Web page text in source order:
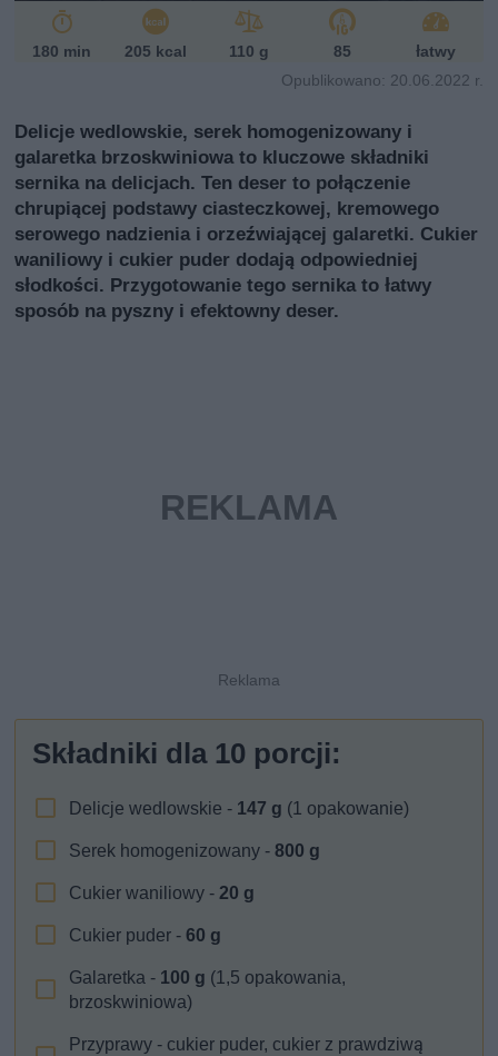
180 min 205 kcal 110 g 85
łatwy
Opublikowano: 20.06.2022 r.
Delicje wedlowskie, serek homogenizowany i
galaretka brzoskwiniowa to kluczowe składniki
sernika na delicjach. Ten deser to połączenie
chrupiącej podstawy ciasteczkowej, kremowego
serowego nadzienia i orzeźwiającej galaretki. Cukier
waniliowy i cukier puder dodają odpowiedniej
słodkości. Przygotowanie tego sernika to łatwy
sposób na pyszny i efektowny deser.
Składniki dla 10 porcji:
Delicje wedlowskie - 147 g (1 opakowanie)
Serek homogenizowany -800 g
Cukier waniliowy -20 g
Cukier puder -60 g
Galaretka - 100 g (1,5 opakowania,
brzoskwiniowa)
Przyprawy - cukier puder, cukier z prawdziwą